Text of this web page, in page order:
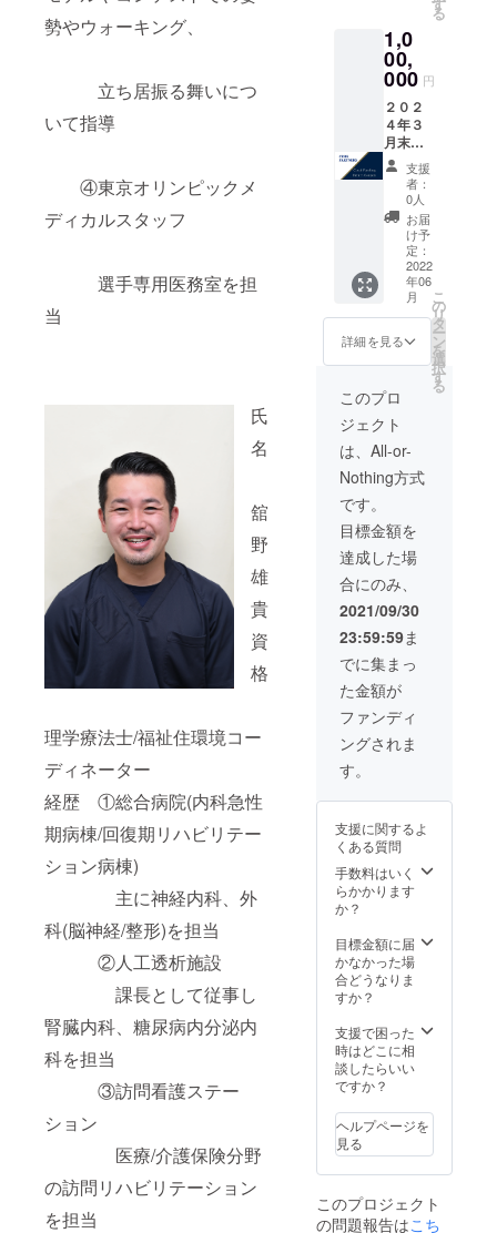
勢やウォーキング、
立ち居振る舞いにつ
いて指導
④東京オリンピックメ
ディカルスタッフ
選手専用医務室を担
当
氏
名
舘
野
雄
貴
資
格
理学療法士/福祉住環境コー
ディネーター
経歴 ①総合病院(内科急性
期病棟/回復期リハビリテー
ション病棟)
主に神経内科、外
科(脳神経/整形)を担当
②人工透析施設
課長として従事し
腎臓内科、糖尿病内分泌内
科を担当
③訪問看護ステー
ション
医療/介護保険分野
の訪問リハビリテーション
を担当
る
1,0
00,
000 円
２０２
４年３
月末日
まで利
用料
20％割
引券
（繰り
返し利
用可）
支援
者：
0人
お届
け予
定：
2022
年06
月
詳細を見る
こ
の
リ
タ
ー
ン
を
選
択
す
る
このプロ
ジェクト
は、All-or-
Nothing方式
です。
目標金額を
達成した場
合にのみ、
2021/09/30
23:59:59ま
でに集まっ
た金額が
ファンディ
ングされま
す。
支援に関するよ
くある質問
手数料はいく
らかかります
か？
目標金額に届
かなかった場
合どうなりま
すか？
支援で困った
時はどこに相
談したらいい
ですか？
ヘルプページを
見る
このプロジェクト
の問題報告はこち